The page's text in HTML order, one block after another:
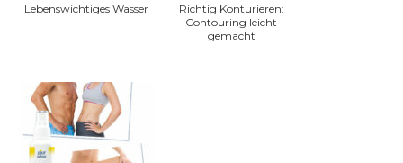
Lebenswichtiges Wasser
Richtig Konturieren:
Contouring leicht
gemacht